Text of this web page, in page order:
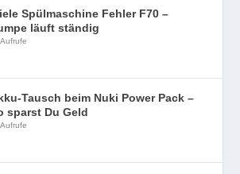
Spülmaschine Fehler F70 –
läuft ständig
Aufrufe
Tausch beim Nuki Power Pack –
sparst Du Geld
Aufrufe